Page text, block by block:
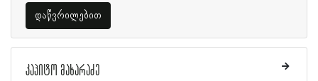
დაწვრილებით
კაპიტო მახარაძე